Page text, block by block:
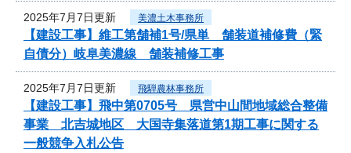
2025年7月7日更新 美濃土木事務所
【建設工事】維工第舗補1号/県単 舗装道補修費（緊
自債分）岐阜美濃線 舗装補修工事
2025年7月7日更新 飛騨農林事務所
【建設工事】飛中第0705号 県営中山間地域総合整備
事業 北吉城地区 大国寺集落道第1期工事に関する
一般競争入札公告